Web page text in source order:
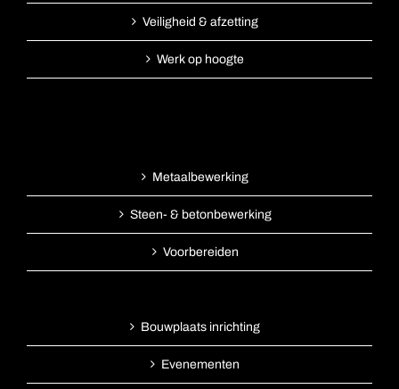
Veiligheid & afzetting
Werk op hoogte
Metaalbewerking
Steen- & betonbewerking
Voorbereiden
Bouwplaats inrichting
Evenementen